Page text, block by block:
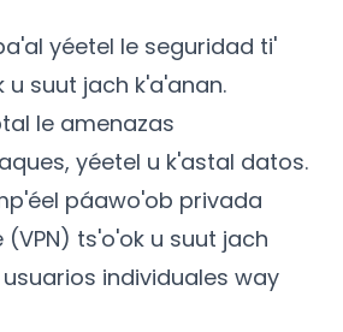
yéetel le seguridad ti'
suut jach k'a'anan.
le amenazas
yéetel u k'astal datos.
páawo'ob privada
ts'o'ok u suut jach
individuales way